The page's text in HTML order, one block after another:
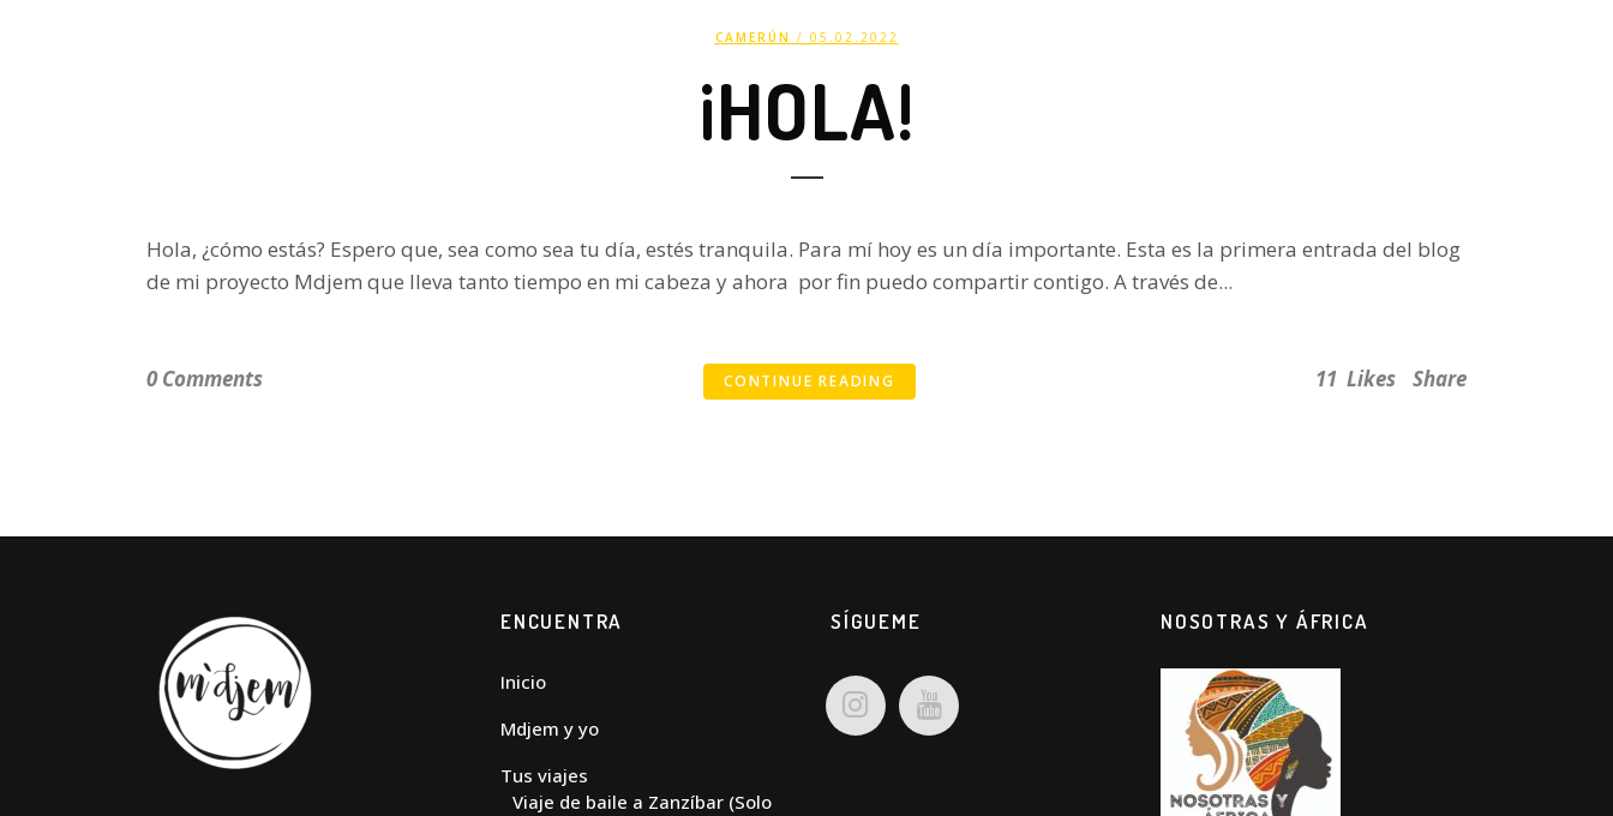
CAMERÚN / 05.02.2022
¡HOLA!
Hola, ¿cómo estás? Espero que, sea como sea tu día, estés tranquila. Para mí hoy es un día importante. Esta es la primera entrada del blog
de mi proyecto Mdjem que lleva tanto tiempo en mi cabeza y ahora por fin puedo compartir contigo. A través de...
0 Comments CONTINUE READING 11 Likes Share
ENCUENTRA
Inicio
Mdjem y yo
Tus viajes
Viaje de baile a Zanzíbar (Solo
SÍGUEME NOSOTRAS Y ÁFRICA